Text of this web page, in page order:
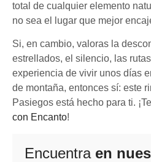
total de cualquier elemento
no sea el lugar que mejor
Si, en cambio, valoras la
estrellados, el silencio, las
experiencia de vivir unos días
de montaña, entonces sí: este
Pasiegos está hecho para ti.
con Encanto!
Encuentra en